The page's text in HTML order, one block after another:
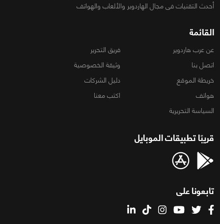
أحدث التقنيات فى مجال الهاردوير والألعاب والهواتف
القائمة
عن عرب هاردوير
فريق التحرير
اتصل بنا
وثيقة الخصوصية
خريطة الموقع
دليل الشركات
هواتف
اكتب معنا
السياسة التحريرية
قريبًا تطبيقات الموبايل
تابعونا على